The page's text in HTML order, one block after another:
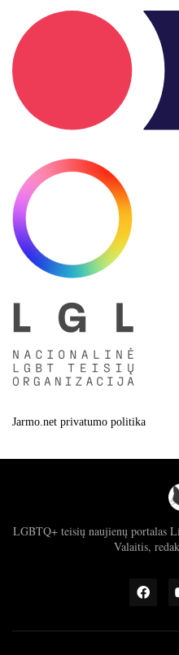
Jarmo.net privatumo politika
LGBTQ+ teisių naujienų portalas
Valaitis,